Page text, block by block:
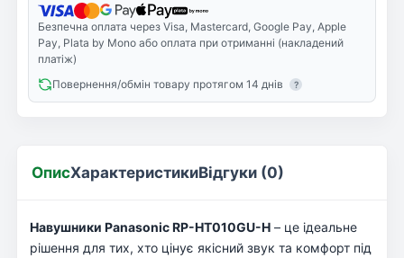
Безпечна оплата через Visa, Mastercard, Google Pay, Apple
Pay, Plata by Mono або оплата при отриманні (накладений
платіж)
Повернення/обмін товару протягом 14 днів
?
ОписХарактеристикиВідгуки (0)
Навушники Panasonic RP-HT010GU-H – це ідеальне
рішення для тих, хто цінує якісний звук та комфорт під